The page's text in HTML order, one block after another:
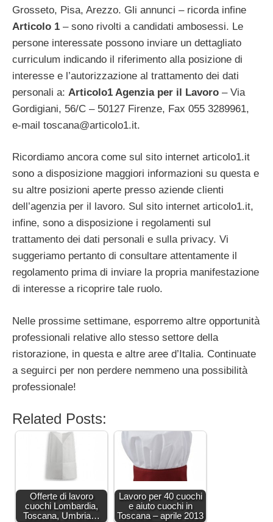
Grosseto, Pisa, Arezzo. Gli annunci – ricorda infine
Articolo 1 – sono rivolti a candidati ambosessi. Le
persone interessate possono inviare un dettagliato
curriculum indicando il riferimento alla posizione di
interesse e l’autorizzazione al trattamento dei dati
personali a: Articolo1 Agenzia per il Lavoro – Via
Gordigiani, 56/C – 50127 Firenze, Fax 055 3289961,
e-mail toscana@articolo1.it.
Ricordiamo ancora come sul sito internet articolo1.it
sono a disposizione maggiori informazioni su questa e
su altre posizioni aperte presso aziende clienti
dell’agenzia per il lavoro. Sul sito internet articolo1.it,
infine, sono a disposizione i regolamenti sul
trattamento dei dati personali e sulla privacy. Vi
suggeriamo pertanto di consultare attentamente il
regolamento prima di inviare la propria manifestazione
di interesse a ricoprire tale ruolo.
Nelle prossime settimane, esporremo altre opportunità
professionali relative allo stesso settore della
ristorazione, in questa e altre aree d’Italia. Continuate
a seguirci per non perdere nemmeno una possibilità
professionale!
Related Posts:
Offerte di lavoro
cuochi Lombardia,
Toscana, Umbria…
Lavoro per 40 cuochi
e aiuto cuochi in
Toscana – aprile 2013